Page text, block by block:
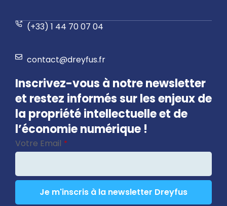
(+33) 1 44 70 07 04
contact@dreyfus.fr
Inscrivez-vous à notre newsletter
et restez informés sur les enjeux de
la propriété intellectuelle et de
l’économie numérique !
Votre Email *
Je m'inscris à la newsletter Dreyfus